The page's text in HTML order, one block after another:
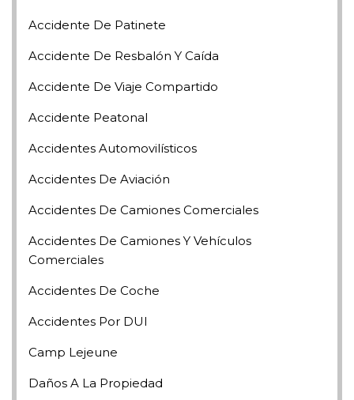
Accidente De Patinete
Accidente De Resbalón Y Caída
Accidente De Viaje Compartido
Accidente Peatonal
Accidentes Automovilísticos
Accidentes De Aviación
Accidentes De Camiones Comerciales
Accidentes De Camiones Y Vehículos
Comerciales
Accidentes De Coche
Accidentes Por DUI
Camp Lejeune
Daños A La Propiedad